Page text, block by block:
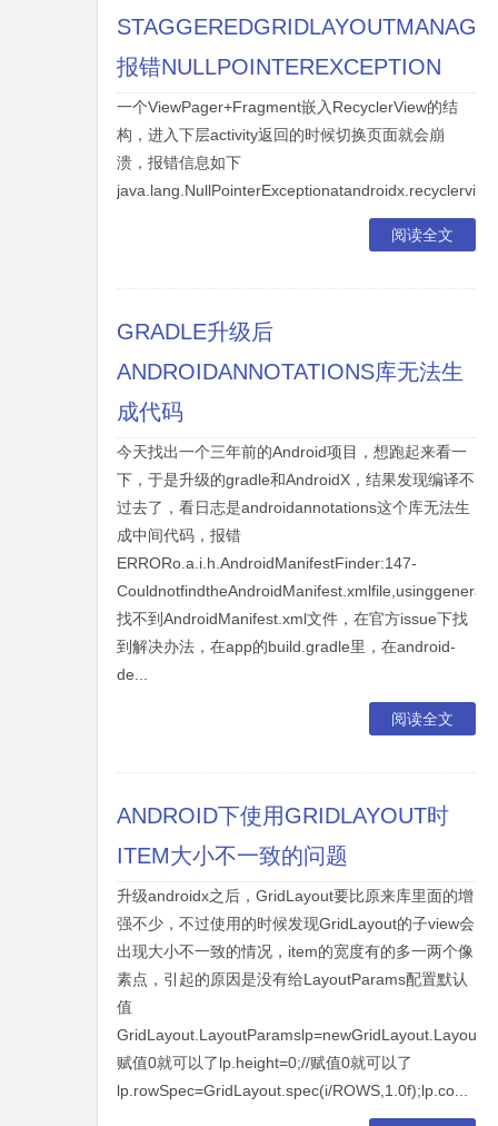
报错NULLPOINTEREXCEPTION
一个ViewPager+Fragment嵌入RecyclerView的结
构，进入下层activity返回的时候切换页面就会崩
溃，报错信息如下
阅读全文
GRADLE升级后
ANDROIDANNOTATIONS库无法生
成代码
今天找出一个三年前的Android项目，想跑起来看一
下，于是升级的gradle和AndroidX，结果发现编译不
过去了，看日志是androidannotations这个库无法生
成中间代码，报错
ERRORo.a.i.h.AndroidManifestFinder:147-
找不到AndroidManifest.xml文件，在官方issue下找
到解决办法，在app的build.gradle里，在android-
de...
阅读全文
ANDROID下使用GRIDLAYOUT时
ITEM大小不一致的问题
升级androidx之后，GridLayout要比原来库里面的增
强不少，不过使用的时候发现GridLayout的子view会
出现大小不一致的情况，item的宽度有的多一两个像
素点，引起的原因是没有给LayoutParams配置默认
值
赋值0就可以了lp.height=0;//赋值0就可以了
lp.rowSpec=GridLayout.spec(i/ROWS,1.0f);lp.co...